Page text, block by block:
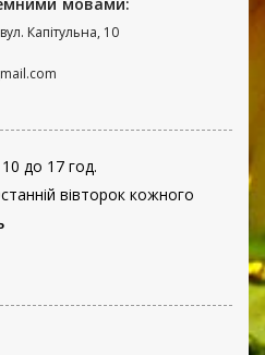
Капітульна, 10
до 17 год.
вівторок кожного